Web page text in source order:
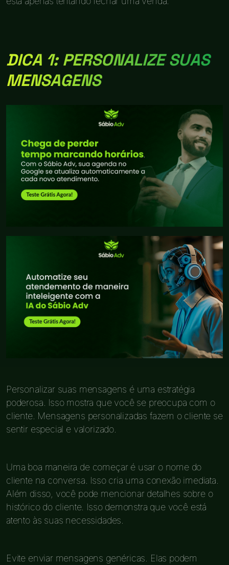
DICA 1: PERSONALIZE SUAS
MENSAGENS
Personalizar suas mensagens é uma estratégia
poderosa. Isso mostra que você se preocupa com o
cliente. Mensagens personalizadas fazem o cliente se
sentir especial e valorizado.
Uma boa maneira de começar é usar o nome do
cliente na conversa. Isso cria uma conexão imediata.
Além disso, você pode mencionar detalhes sobre o
histórico do cliente. Isso demonstra que você está
atento às suas necessidades.
Evite enviar mensagens genéricas. Elas podem